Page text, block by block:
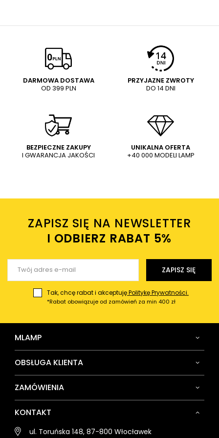
E-mail
Pytanie 5/5
Treść twojej opinii
Dodaj własne zdjęcie produktu:
Twoje imię
Twój email
DARMOWA DOSTAWA
OD 399 PLN
PRZYJAZNE ZWROTY
DO 14 DNI
BEZPIECZNE ZAKUPY
I GWARANCJA JAKOŚCI
UNIKALNA OFERTA
+40 000 MODELI LAMP
ZAPISZ SIĘ NA NEWSLETTER
I ODBIERZ RABAT 5%ㅤ
ZAPISZ SIĘ
Tak, chcę rabat i akceptujęPolitykę Prywatności.
*Rabat obowiązuje od zamówień za min 400 zł
MLAMP
OBSŁUGA KLIENTA
ZAMÓWIENIA
KONTAKT
ul. Toruńska 148, 87-800 Włocławek